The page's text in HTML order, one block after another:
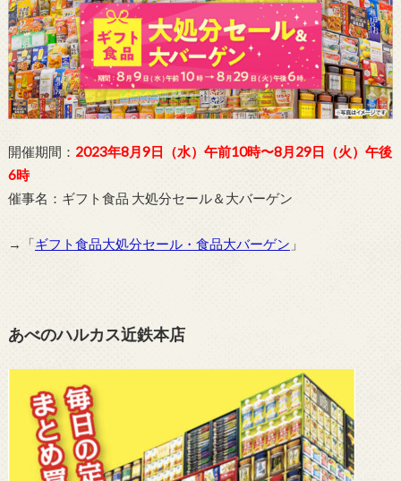
開催期間： 2023年8月9日（水）午前10時〜8月29日（火）午後
6時
催事名：ギフト食品 大処分セール＆大バーゲン
→「ギフト食品大処分セール・食品大バーゲン 」
あべのハルカス近鉄本店